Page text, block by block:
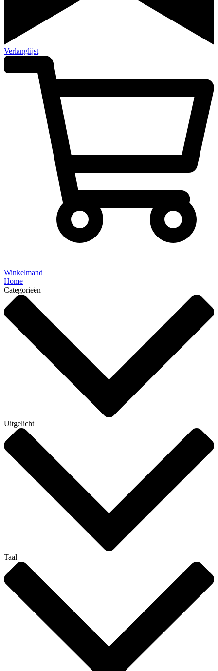
Verlanglijst
Winkelmand
Home
Categorieën
Uitgelicht
Taal